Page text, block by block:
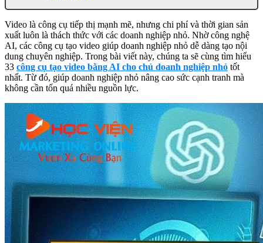
Video là công cụ tiếp thị mạnh mẽ, nhưng chi phí và thời gian sản
xuất luôn là thách thức với các doanh nghiệp nhỏ. Nhờ công nghệ
AI, các công cụ tạo video giúp doanh nghiệp nhỏ dễ dàng tạo nội
dung chuyên nghiệp. Trong bài viết này, chúng ta sẽ cùng tìm hiểu
33 công cụ tạo video bằng AI cho chủ doanh nghiệp nhỏ tốt
nhất. Từ đó, giúp doanh nghiệp nhỏ nâng cao sức cạnh tranh mà
không cần tốn quá nhiều nguồn lực.